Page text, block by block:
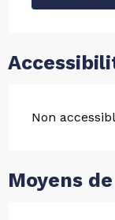
Non
Moyens